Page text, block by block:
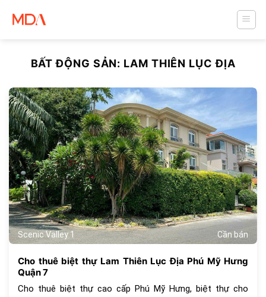
BẤT ĐỘNG SẢN: LAM THIÊN LỤC ĐỊA
Scenic Valley 1 Cần bán
Cho thuê biệt thự Lam Thiên Lục Địa Phú Mỹ Hưng
Quận 7
Cho thuê biệt thự cao cấp Phú Mỹ Hưng, biệt thự cho